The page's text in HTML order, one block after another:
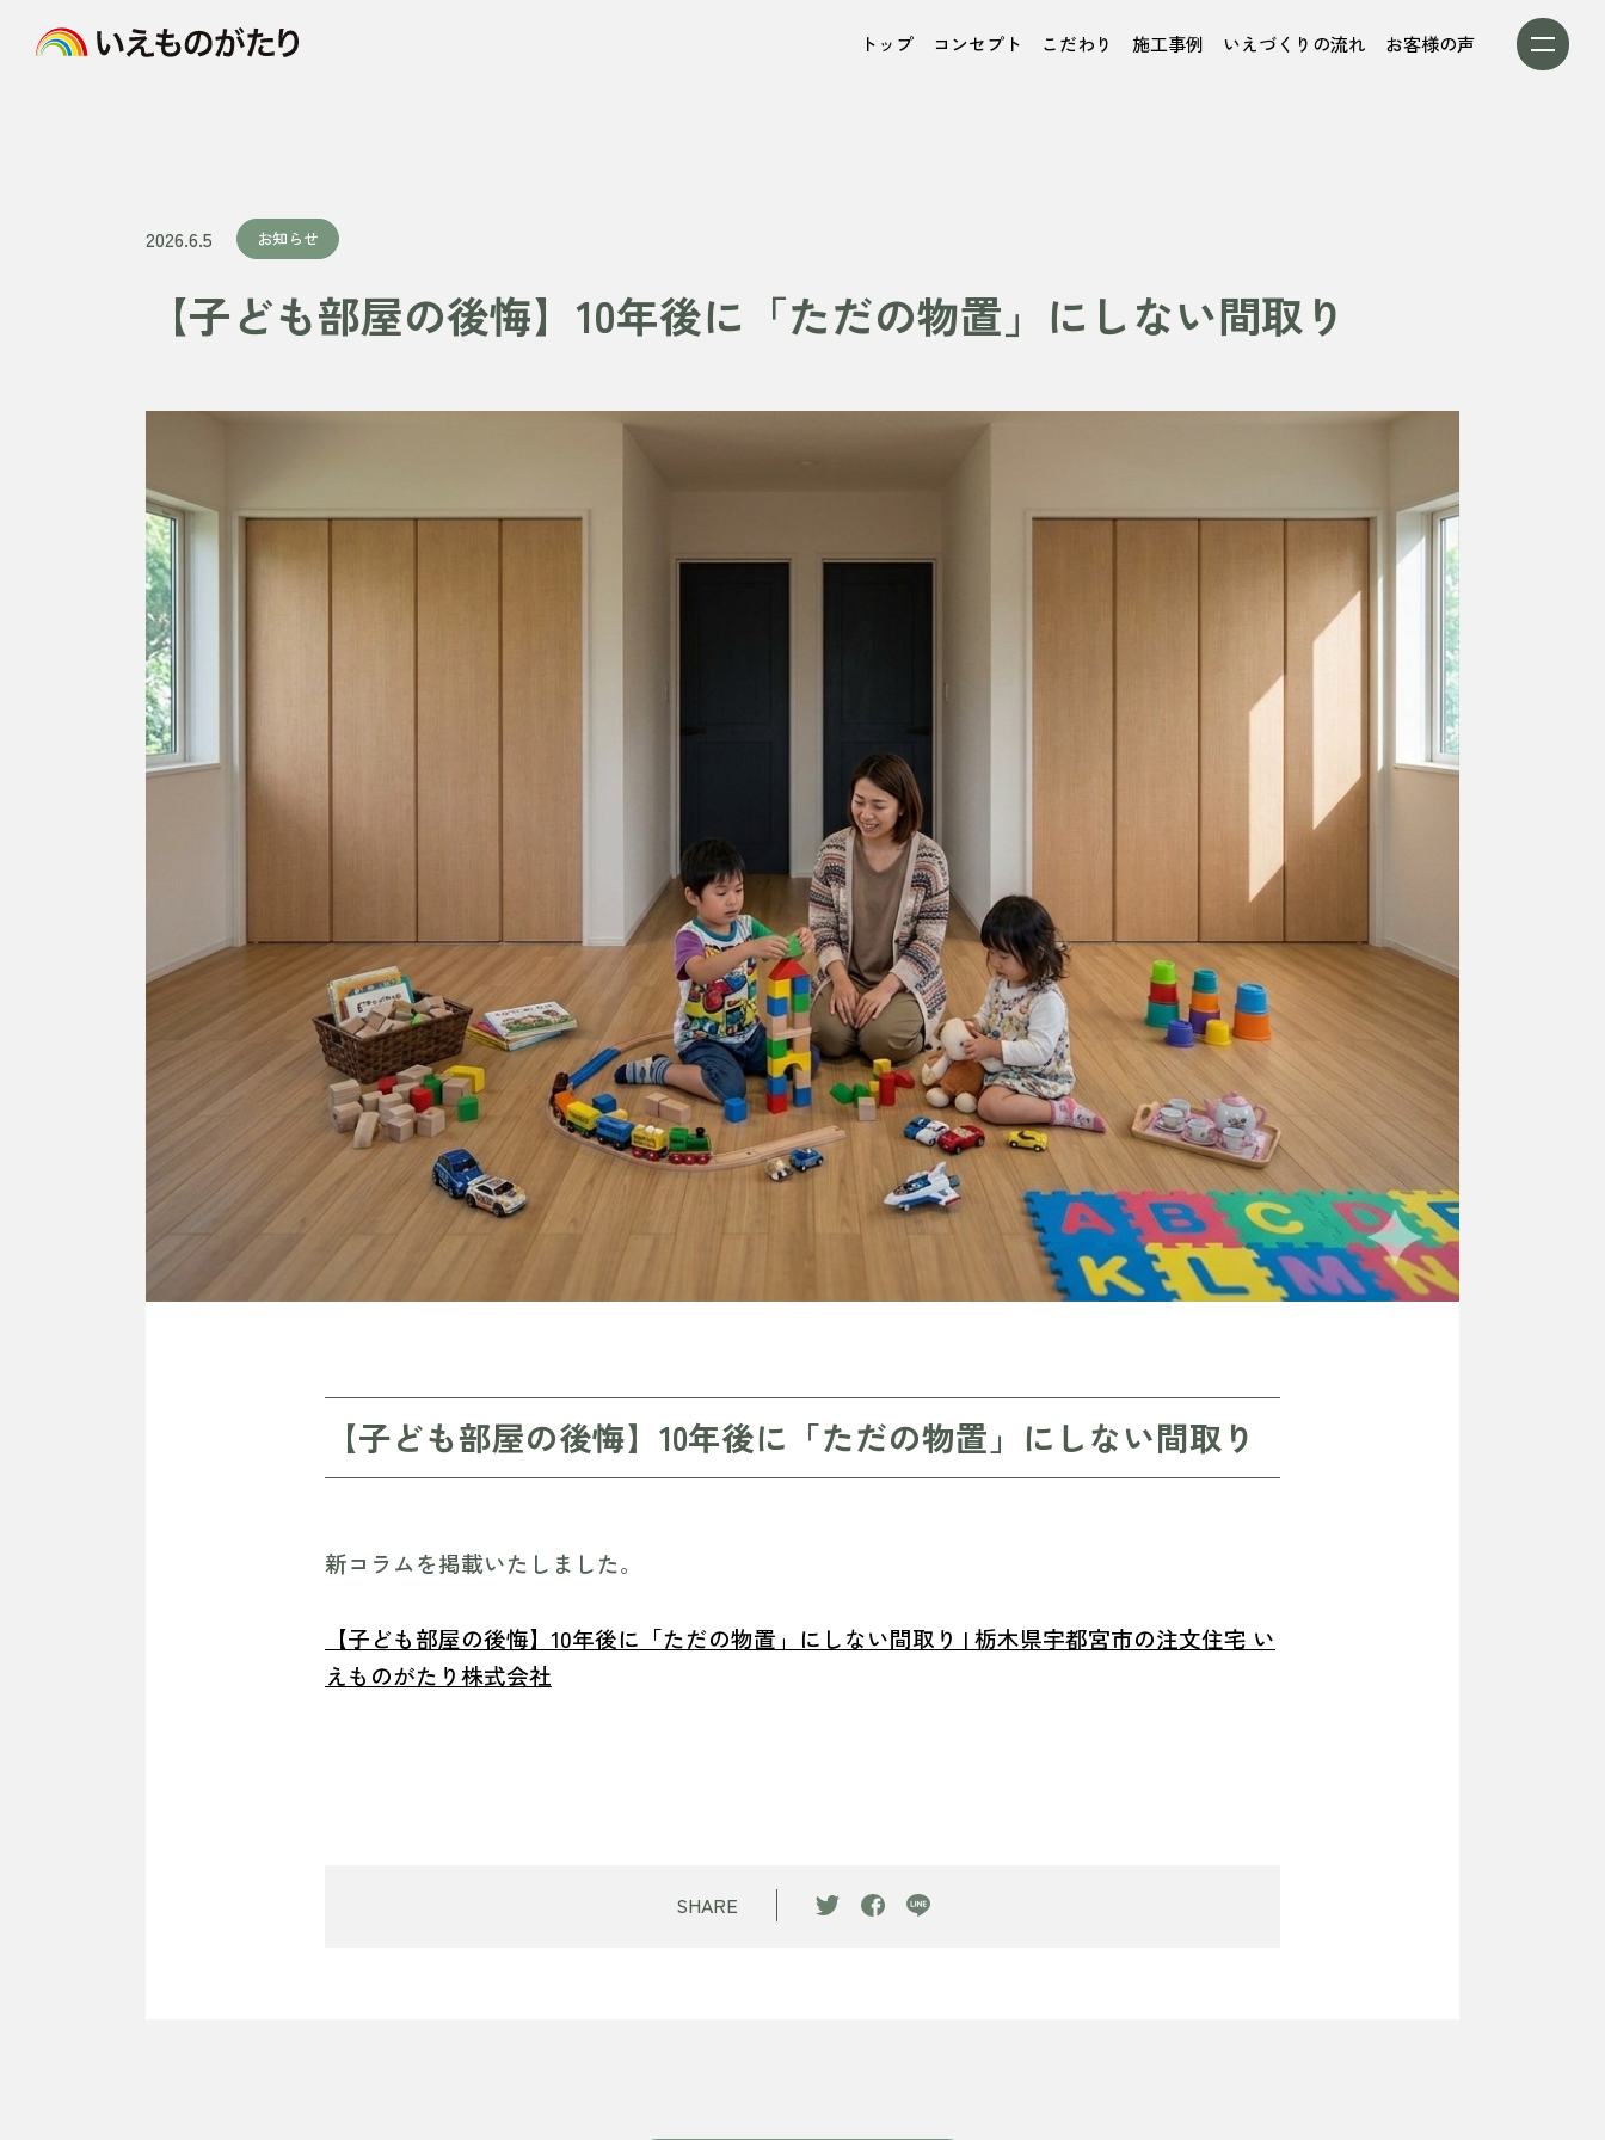
トップ コンセプト こだわり 施工事例 いえづくりの流れ お客様の声
2026.6.5 お知らせ
【子ども部屋の後悔】10年後に「ただの物置」にしない間取り
【子ども部屋の後悔】10年後に「ただの物置」にしない間取り
新コラムを掲載いたしました。
【子ども部屋の後悔】10年後に「ただの物置」にしない間取り | 栃木県宇都宮市の注文住宅 い
えものがたり株式会社
SHARE